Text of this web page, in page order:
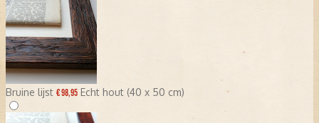
Bruine lijst € 98,95 Echt hout (40 x 50 cm)